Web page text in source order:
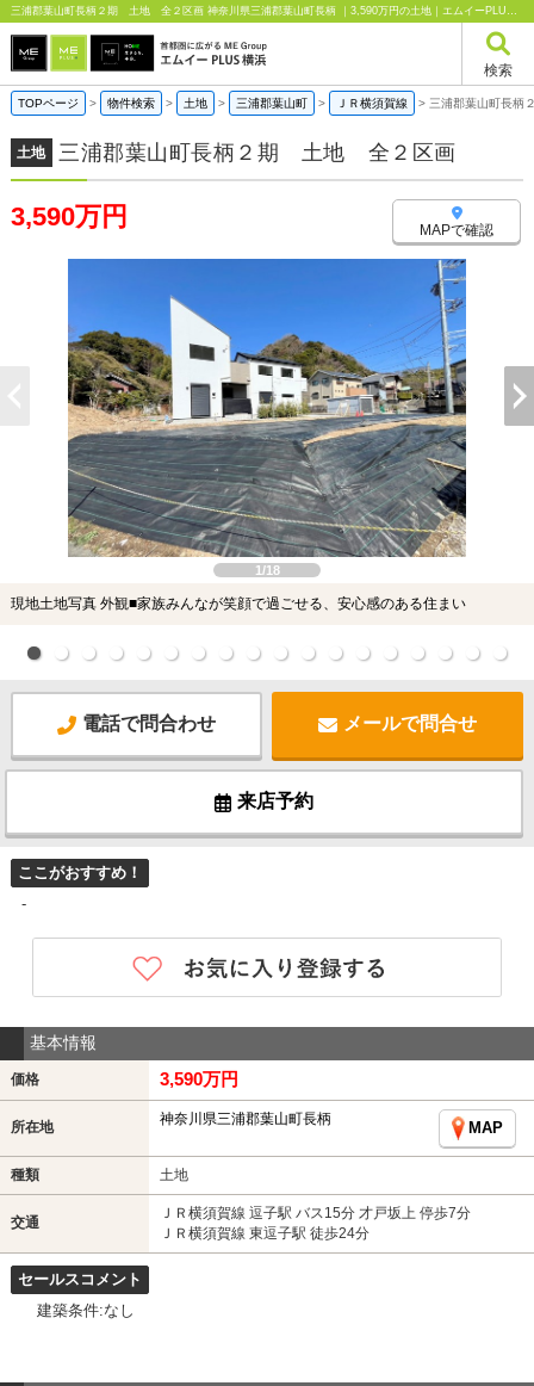
三浦郡葉山町長柄２期 土地 全２区画 神奈川県三浦郡葉山町長柄 ｜3,590万円の土地｜エムイーPLUS横浜
検索
TOPページ > 物件検索 > 土地 > 三浦郡葉山町 > ＪＲ横須賀線 > 三浦郡葉山町長
土地 三浦郡葉山町長柄２期 土地 全２区画
3,590万円 MAPで確認
1/18
現地土地写真 外観■家族みんなが笑顔で過ごせる、安心感のある住まい
電話で問合わせ メールで問合せ
来店予約
ここがおすすめ！
-
基本情報
価格 3,590万円
所在地 神奈川県三浦郡葉山町長柄
MAP
種類 土地
交通
ＪＲ横須賀線 逗子駅 バス15分 才戸坂上 停歩7分
ＪＲ横須賀線 東逗子駅 徒歩24分
セールスコメント
建築条件:なし